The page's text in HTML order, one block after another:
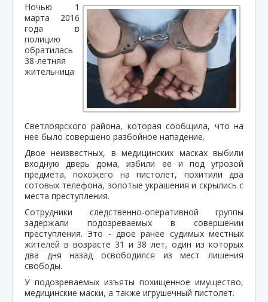
Ночью 1
марта 2016
года в
полицию
обратилась
38-летняя
жительница
Светлоярского района, которая сообщила, что на
нее было совершено разбойное нападение.
Двое неизвестных, в медицинских масках выбили
входную дверь дома, избили ее и под угрозой
предмета, похожего на пистолет, похитили два
сотовых телефона, золотые украшения и скрылись с
места преступления.
Сотрудники следственно-оперативной группы
задержали подозреваемых в совершении
преступления. Это - двое ранее судимых местных
жителей в возрасте 31 и 38 лет, один из которых
два дня назад освободился из мест лишения
свободы.
У подозреваемых изъяты похищенное имущество,
медицинские маски, а также игрушечный пистолет.